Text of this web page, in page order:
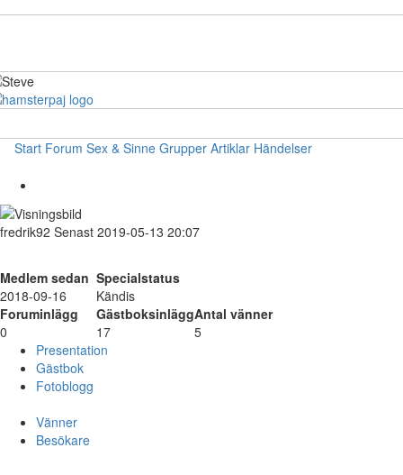
Start Forum Sex & Sinne Grupper Artiklar Händelser
fredrik92 Senast 2019-05-13 20:07
Medlem sedan Specialstatus
2018-09-16
Kändis
Foruminlägg
GästboksinläggAntal vänner
0
17
5
Presentation
Gästbok
Fotoblogg
Vänner
Besökare